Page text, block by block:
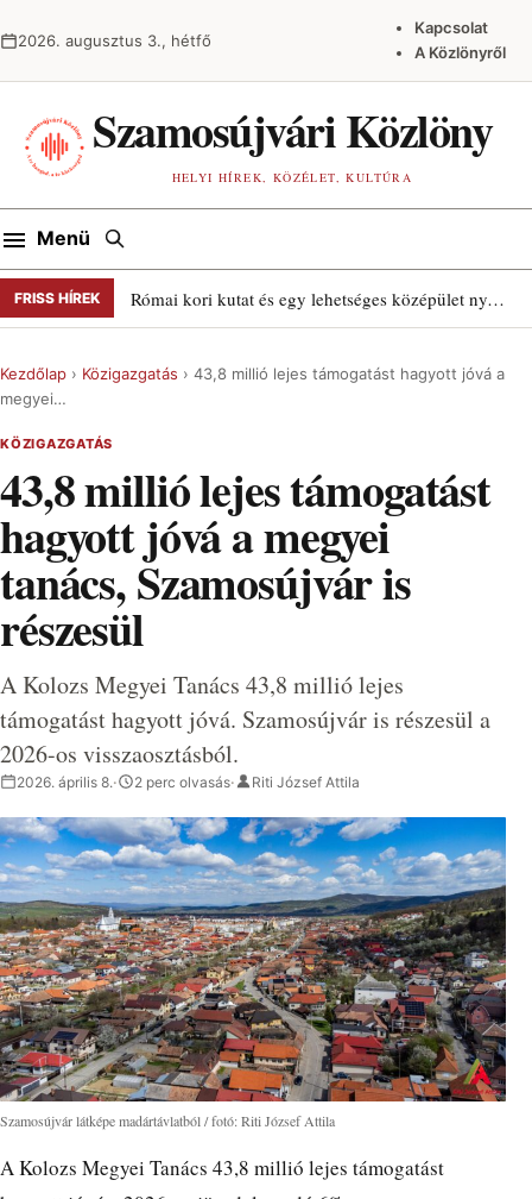
2026. augusztus 3., hétfő
Kapcsolat
A Közlönyről
Szamosújvári Közlöny
HELYI HÍREK, KÖZÉLET, KULTÚRA
Menü Keresés
FRISS HÍREK Római kori kutat és egy lehetséges középület nyomait találták Szamosújváron
Kezdőlap › Közigazgatás › 43,8 millió lejes támogatást hagyott jóvá a
megyei…
KÖZIGAZGATÁS
43,8 millió lejes támogatást
hagyott jóvá a megyei
tanács, Szamosújvár is
részesül
A Kolozs Megyei Tanács 43,8 millió lejes
támogatást hagyott jóvá. Szamosújvár is részesül a
2026-os visszaosztásból.
2026. április 8.· 2 perc olvasás· Riti József Attila
Szamosújvár látképe madártávlatból / fotó: Riti József Attila
A Kolozs Megyei Tanács 43,8 millió lejes támogatást